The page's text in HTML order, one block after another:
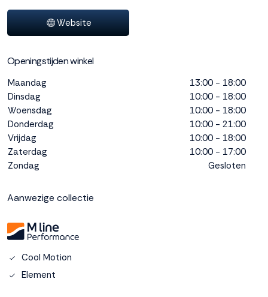
onze website te
anoniem. Meer
weten? Lees
dit overzicht
alle
cookieinstellingen en
lees hier onze privacy
policy
accepteren geef je
toestemming voor
cookies. Kies je voor
Weigeren? Dan
functionele en
analytische cookies.
Website
Openingstijden winkel
Maandag
13:00 - 18:00
Dinsdag
10:00 - 18:00
Woensdag
10:00 - 18:00
Donderdag
10:00 - 21:00
Vrijdag
10:00 - 18:00
Zaterdag
10:00 - 17:00
Zondag
Gesloten
Aanwezige collectie
Cool Motion
Element